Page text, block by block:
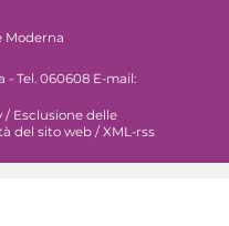
Moderna
- Tel. 060608 E-mail:
/ Esclusione delle
del sito web /XML-rss